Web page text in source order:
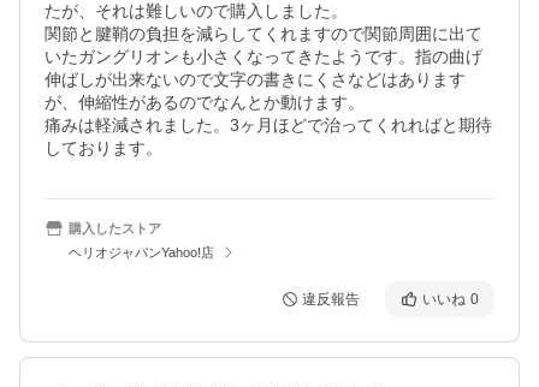
たが、それは難しいので購入しました。
関節と腱鞘の負担を減らしてくれますので関節周囲に出て
いたガングリオンも小さくなってきたようです。指の曲げ
伸ばしが出来ないので文字の書きにくさなどはあります
が、伸縮性があるのでなんとか動けます。
痛みは軽減されました。3ヶ月ほどで治ってくれればと期待
しております。
購入したストア
ヘリオジャパンYahoo!店
違反報告 いいね 0